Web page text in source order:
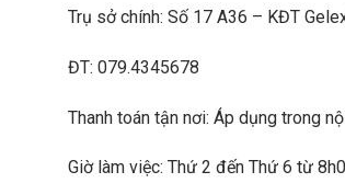
Trụ sở chính: Số 17 A36 – KĐT
ĐT: 079.4345678
Thanh toán tận nơi: Áp dụng trong
Giờ làm việc: Thứ 2 đến Thứ 6 từ